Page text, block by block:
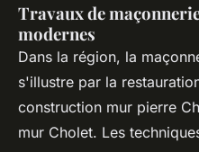
Travaux de
modernes
Dans la région, la
s'illustre par la
construction mur pierre
mur Cholet. Les